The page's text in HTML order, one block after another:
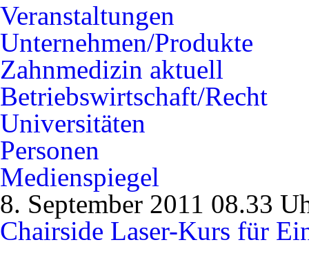
Veranstaltungen
Unternehmen/Produkte
Zahnmedizin aktuell
Betriebswirtschaft/Recht
Universitäten
Personen
Medienspiegel
8. September 2011 08.33
Chairside Laser-Kurs für